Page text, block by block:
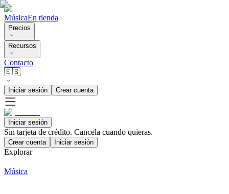
MúsicaEn tienda
Precios
Recursos
Contacto
🇪🇸
Iniciar sesión Crear cuenta
Iniciar sesión
Sin tarjeta de crédito. Cancela cuando quieras.
Crear cuenta Iniciar sesión
Explorar
Música